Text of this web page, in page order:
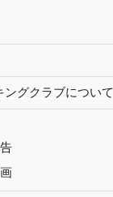
グクラブについて